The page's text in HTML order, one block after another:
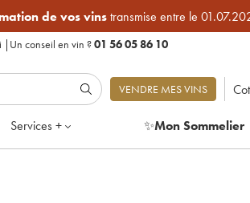
de vos vinstransmise entre le
| Un conseil en vin ?01 56 05 86 10
VENDRE MES VINS
Services + ✨Mon Sommelier